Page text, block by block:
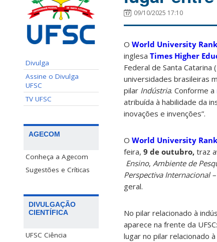
Divulga
Assine o Divulga
UFSC
TV UFSC
AGECOM
Conheça a Agecom
Sugestões e Críticas
DIVULGAÇÃO
CIENTÍFICA
UFSC Ciência
09/10/2025 17:10
O World University
inglesa Times Higher
Federal de Santa Catarina
universidades brasileiras
pilar Indústria. Conforme a
atribuída à habilidade da
inovações e invenções”.
O World University
feira, 9 de outubro, traz
Ensino, Ambiente de
Perspectiva Internacional –
geral.
No pilar relacionado à
aparece na frente da
lugar no pilar relacionado